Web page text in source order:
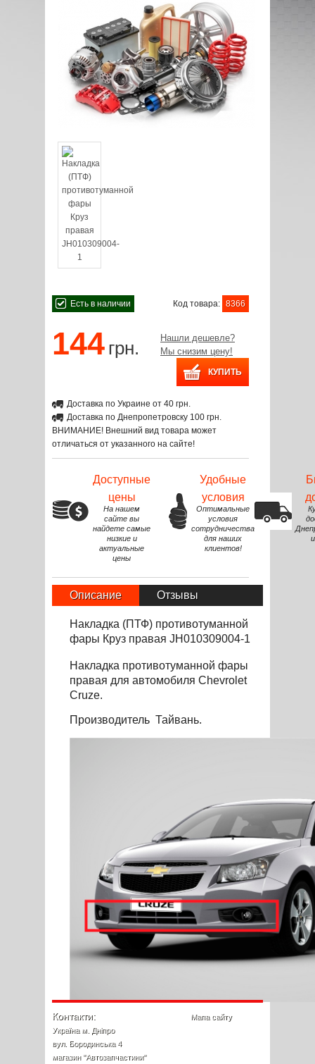
Есть в наличии Код товара: 8366
144 грн.
Нашли дешевле?
Мы снизим цену!
Доставка по Украине от 40 грн.
Доставка по Днепропетровску 100 грн.
ВНИМАНИЕ! Внешний вид товара может
отличаться от указанного на сайте!
Доступные
цены
На нашем
сайте вы
найдете самые
низкие и
актуальные
цены
Удобные
условия
Оптимальные
условия
сотрудничества
для наших
клиентов!
Описание Отзывы
Накладка (ПТФ) противотуманной
фары Круз правая JH010309004-1
Накладка противотуманной фары
правая для автомобиля Chevrolet
Cruze.
Производитель Тайвань.
Контакти:
Україна м. Дніпро
вул. Бородинська 4
магазин "Автозапчастини"
Мапа сайту